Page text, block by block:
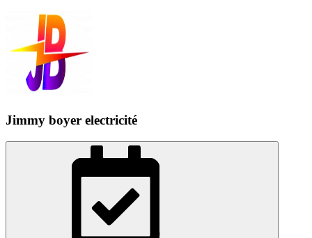
Jimmy boyer electricité